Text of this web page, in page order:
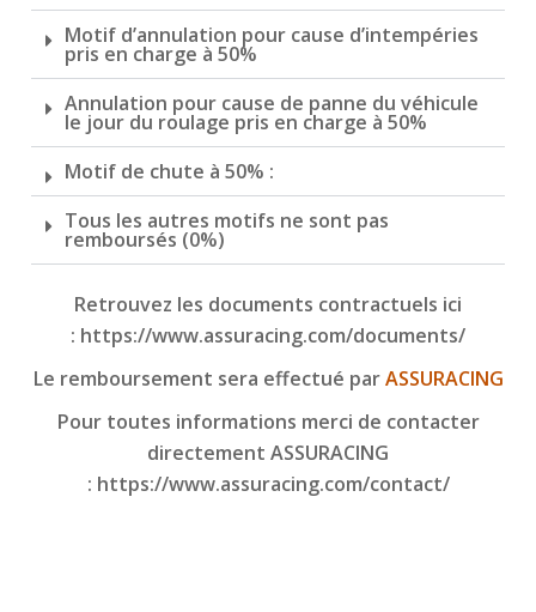
Motif d’annulation pour cause d’intempéries
pris en charge à 50%
Annulation pour cause de panne du véhicule
le jour du roulage pris en charge à 50%
Motif de chute à 50% :
Tous les autres motifs ne sont pas
remboursés (0%)
Retrouvez les documents contractuels ici
: https://www.assuracing.com/documents/
Le remboursement sera effectué parASSURACING
Pour toutes informations merci de contacter
directement ASSURACING
: https://www.assuracing.com/contact/